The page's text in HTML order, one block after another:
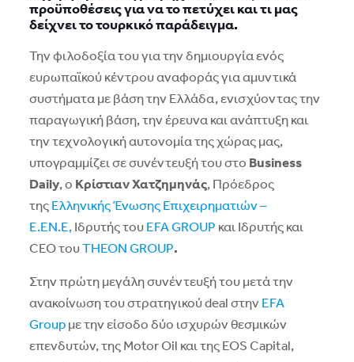
προϋποθέσεις για να το πετύχει και τι μας
δείχνει το τουρκικό παράδειγμα.
Την φιλοδοξία του για την δημιουργία ενός
ευρωπαϊκού κέντρου αναφοράς για αμυντικά
συστήματα με βάση την Ελλάδα, ενισχύοντας την
παραγωγική βάση, την έρευνα και ανάπτυξη και
την τεχνολογική αυτονομία της χώρας μας,
υπογραμμίζει σε συνέντευξή του στο Business
Daily, ο Κρίστιαν Χατζημηνάς, Πρόεδρος
της Ελληνικής Ένωσης Επιχειρηματιών –
Ε.ΕΝ.Ε,Ιδρυτής του EFA GROUP και Ιδρυτής και
CEO τουTHEON GROUP.
Στην πρώτη μεγάλη συνέντευξή του μετά την
ανακοίνωση του στρατηγικού deal στην EFA
Groupμε την είσοδο δύο ισχυρών θεσμικών
επενδυτών, της Motor Oil και της EOS Capital,